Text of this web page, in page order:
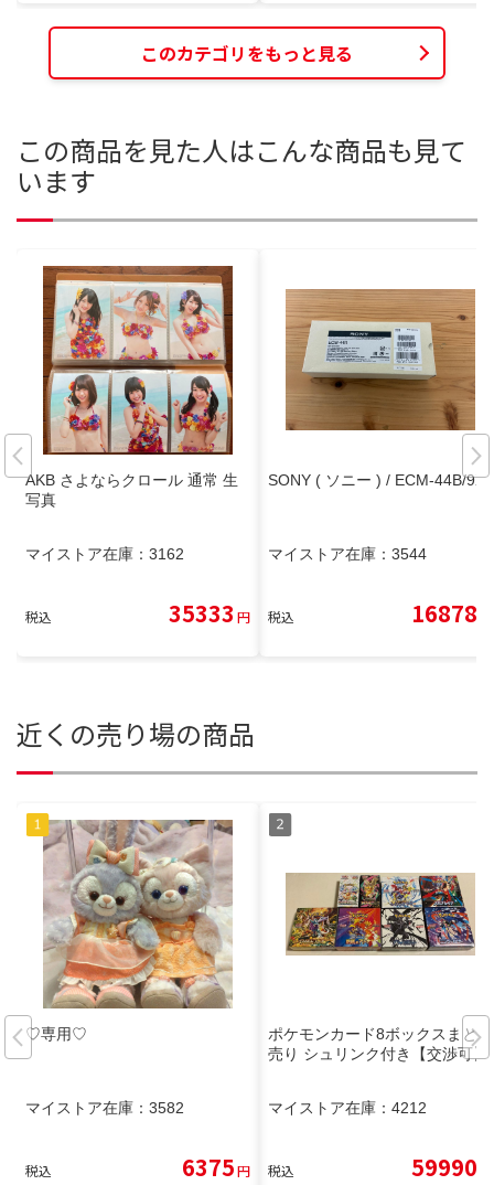
このカテゴリをもっと見る
この商品を見た人はこんな商品も見て
います
AKB さよならクロール 通常 生
写真
マイストア在庫： 3162
税込 35333 円
SONY ( ソニー ) / ECM-44B/9X
マイストア在庫： 3544
税込 16878
近くの売り場の商品
♡専用♡
マイストア在庫： 3582
税込 6375円
ポケモンカード8ボックスまとめ
売り シュリンク付き【交渉可】
マイストア在庫： 4212
税込 59990